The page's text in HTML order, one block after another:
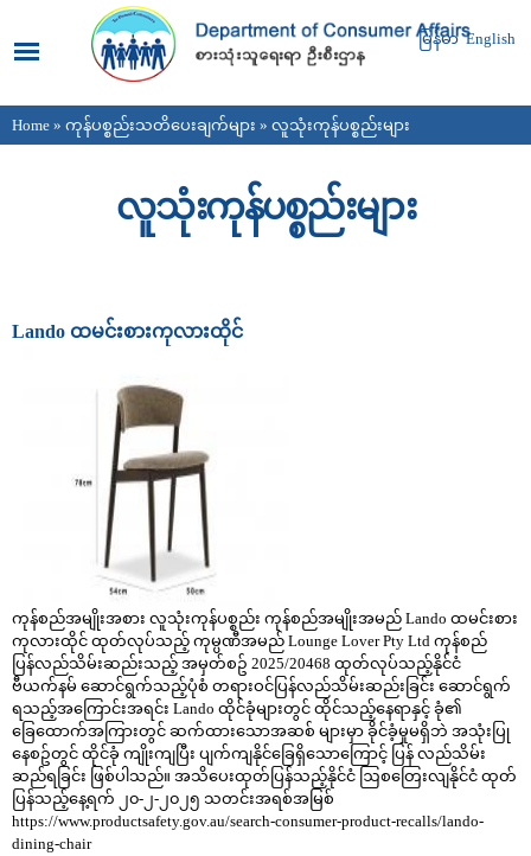
main
content
မြန်မာ English
You are here
Home » ကုန်ပစ္စည်းသတိပေးချက်များ » လူသုံးကုန်ပစ္စည်းများ
လူသုံးကုန်ပစ္စည်းများ
Lando ထမင်းစားကုလားထိုင်
ကုန်စည်အမျိုးအစား လူသုံးကုန်ပစ္စည်း ကုန်စည်အမျိုးအမည် Lando ထမင်းစား
ကုလားထိုင် ထုတ်လုပ်သည့် ကုမ္ပဏီအမည် Lounge Lover Pty Ltd ကုန်စည်
ပြန်လည်သိမ်းဆည်းသည့် အမှတ်စဥ် 2025/20468 ထုတ်လုပ်သည့်နိုင်ငံ
ဗီယက်နမ် ဆောင်ရွက်သည့်ပုံစံ တရားဝင်ပြန်လည်သိမ်းဆည်းခြင်း ဆောင်ရွက်
ရသည့်အကြောင်းအရင်း Lando ထိုင်ခုံများတွင် ထိုင်သည့်နေရာနှင့် ခုံ၏
ခြေထောက်အကြားတွင် ဆက်ထားသောအဆစ် များမှာ ခိုင်ခံ့မှုမရှိဘဲ အသုံးပြု
နေစဥ်တွင် ထိုင်ခုံ ကျိုးကျပြီး ပျက်ကျနိုင်ခြေရှိသောကြောင့် ပြန် လည်သိမ်း
ဆည်ရခြင်း ဖြစ်ပါသည်။ အသိပေးထုတ်ပြန်သည့်နိုင်ငံ ဩစတြေးလျနိုင်ငံ ထုတ်
ပြန်သည့်နေ့ရက် ၂၀-၂-၂၀၂၅ သတင်းအရစ်အမြစ်
https://www.productsafety.gov.au/search-consumer-product-recalls/lando-
dining-chair